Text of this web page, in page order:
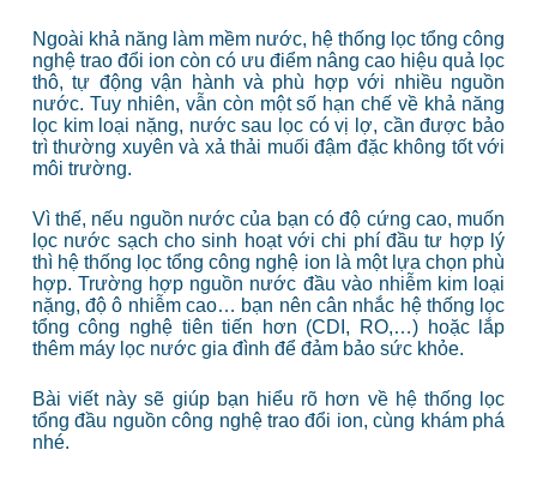
Ngoài khả năng làm mềm nước, hệ thống lọc tổng công
nghệ trao đổi ion còn có ưu điểm nâng cao hiệu quả lọc
thô, tự động vận hành và phù hợp với nhiều nguồn
nước. Tuy nhiên, vẫn còn một số hạn chế về khả năng
lọc kim loại nặng, nước sau lọc có vị lợ, cần được bảo
trì thường xuyên và xả thải muối đậm đặc không tốt với
môi trường.
Vì thế, nếu nguồn nước của bạn có độ cứng cao, muốn
lọc nước sạch cho sinh hoạt với chi phí đầu tư hợp lý
thì hệ thống lọc tổng công nghệ ion là một lựa chọn phù
hợp. Trường hợp nguồn nước đầu vào nhiễm kim loại
nặng, độ ô nhiễm cao… bạn nên cân nhắc hệ thống lọc
tổng công nghệ tiên tiến hơn (CDI, RO,…) hoặc lắp
thêm máy lọc nước gia đình để đảm bảo sức khỏe.
Bài viết này sẽ giúp bạn hiểu rõ hơn về hệ thống lọc
tổng đầu nguồn công nghệ trao đổi ion, cùng khám phá
nhé.